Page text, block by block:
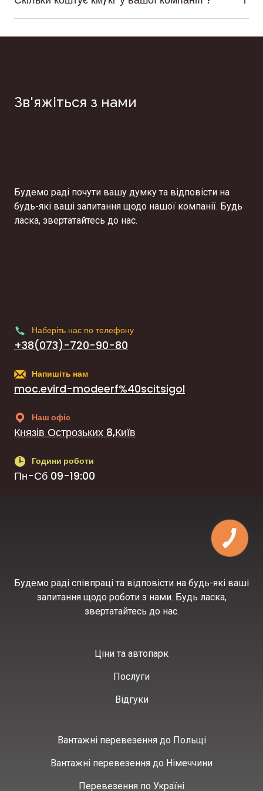
ваш вантаж перевищує цю вартість ми пропонуємо
оформити додаткове страхування,але ця послуга
Зв'яжіться з нами
Будемо раді почути вашу думку та відповісти на
будь-які ваші запитання щодо нашої компанії. Будь
ласка, звертатайтесь до нас.
Наберіть нас по телефону
+38(073)-720-90-80
Напишіть нам
moc.evird-modeerf%40scitsigol
Наш офіс
Князів Острозьких 8,Київ
Години роботи
Пн-Сб 09-19:00
Будемо раді співпраці та відповісти на будь-які ваші
запитання щодо роботи з нами. Будь ласка,
звертатайтесь до нас.
Ціни та автопарк
Послуги
Відгуки
Вантажні перевезення до Польщі
Вантажні перевезення до Німеччини
Перевезення по Україні